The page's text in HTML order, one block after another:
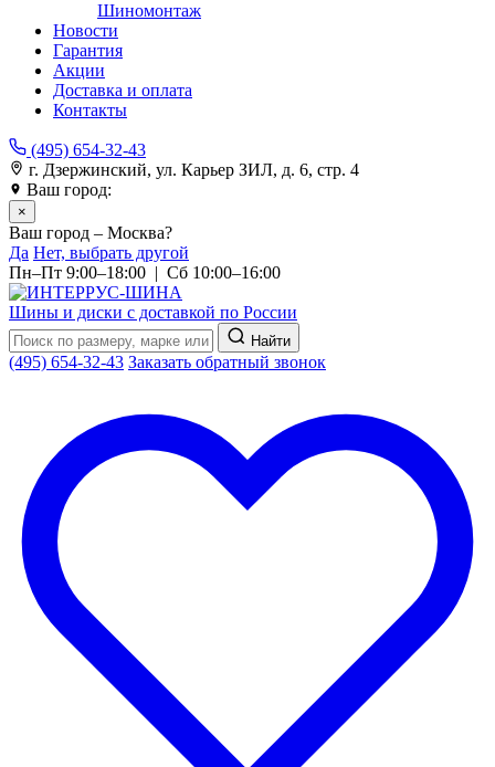
Шиномонтаж
Новости
Гарантия
Акции
Доставка и оплата
Контакты
(495) 654-32-43
г. Дзержинский, ул. Карьер ЗИЛ, д. 6, стр. 4
Ваш город:
×
Ваш город – Москва?
Да Нет, выбрать другой
Пн–Пт 9:00–18:00 | Сб 10:00–16:00
Шины и диски с доставкой по России
Найти
(495) 654-32-43 Заказать обратный звонок